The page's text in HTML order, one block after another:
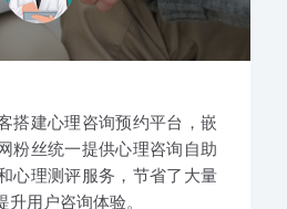
搭建心理咨询预约平台，嵌
粉丝统一提供心理咨询自助
心理测评服务，节省了大量
用户咨询体验。